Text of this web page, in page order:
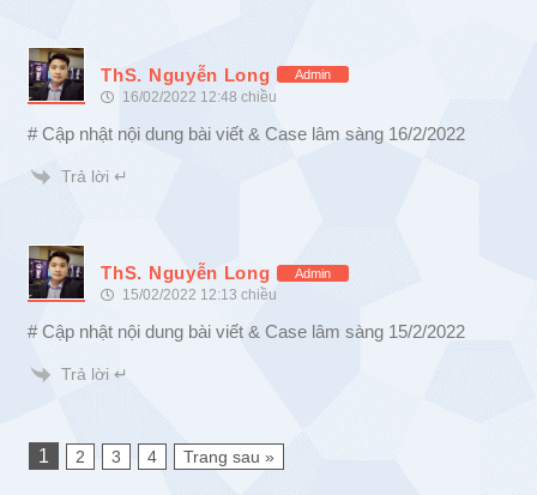
ThS. Nguyễn Long Admin
16/02/2022 12:48 chiều
# Cập nhật nội dung bài viết & Case lâm sàng 16/2/2022
Trả lời ↵
ThS. Nguyễn Long Admin
15/02/2022 12:13 chiều
# Cập nhật nội dung bài viết & Case lâm sàng 15/2/2022
Trả lời ↵
1 2 3 4 Trang sau »